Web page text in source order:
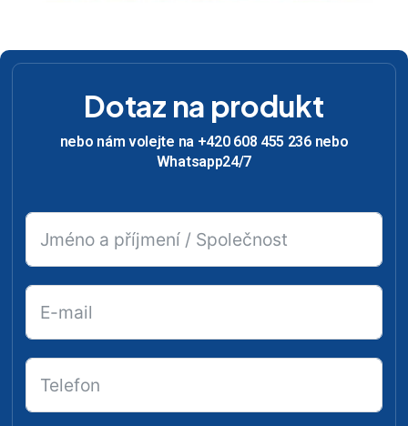
Dotaz na produkt
nebo nám volejte na +420 608 455 236 nebo
Whatsapp24/7